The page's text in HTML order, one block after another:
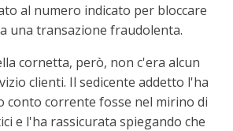
al numero indicato per bloccare
una transazione fraudolenta.
cornetta, però, non c'era alcun
clienti. Il sedicente addetto l'ha
conto corrente fosse nel mirino di
e l'ha rassicurata spiegando che